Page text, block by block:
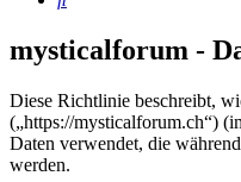
mysticalforum -
Diese Richtlinie beschreibt,
(„https://mysticalforum.ch“)
Daten verwendet, die
werden.